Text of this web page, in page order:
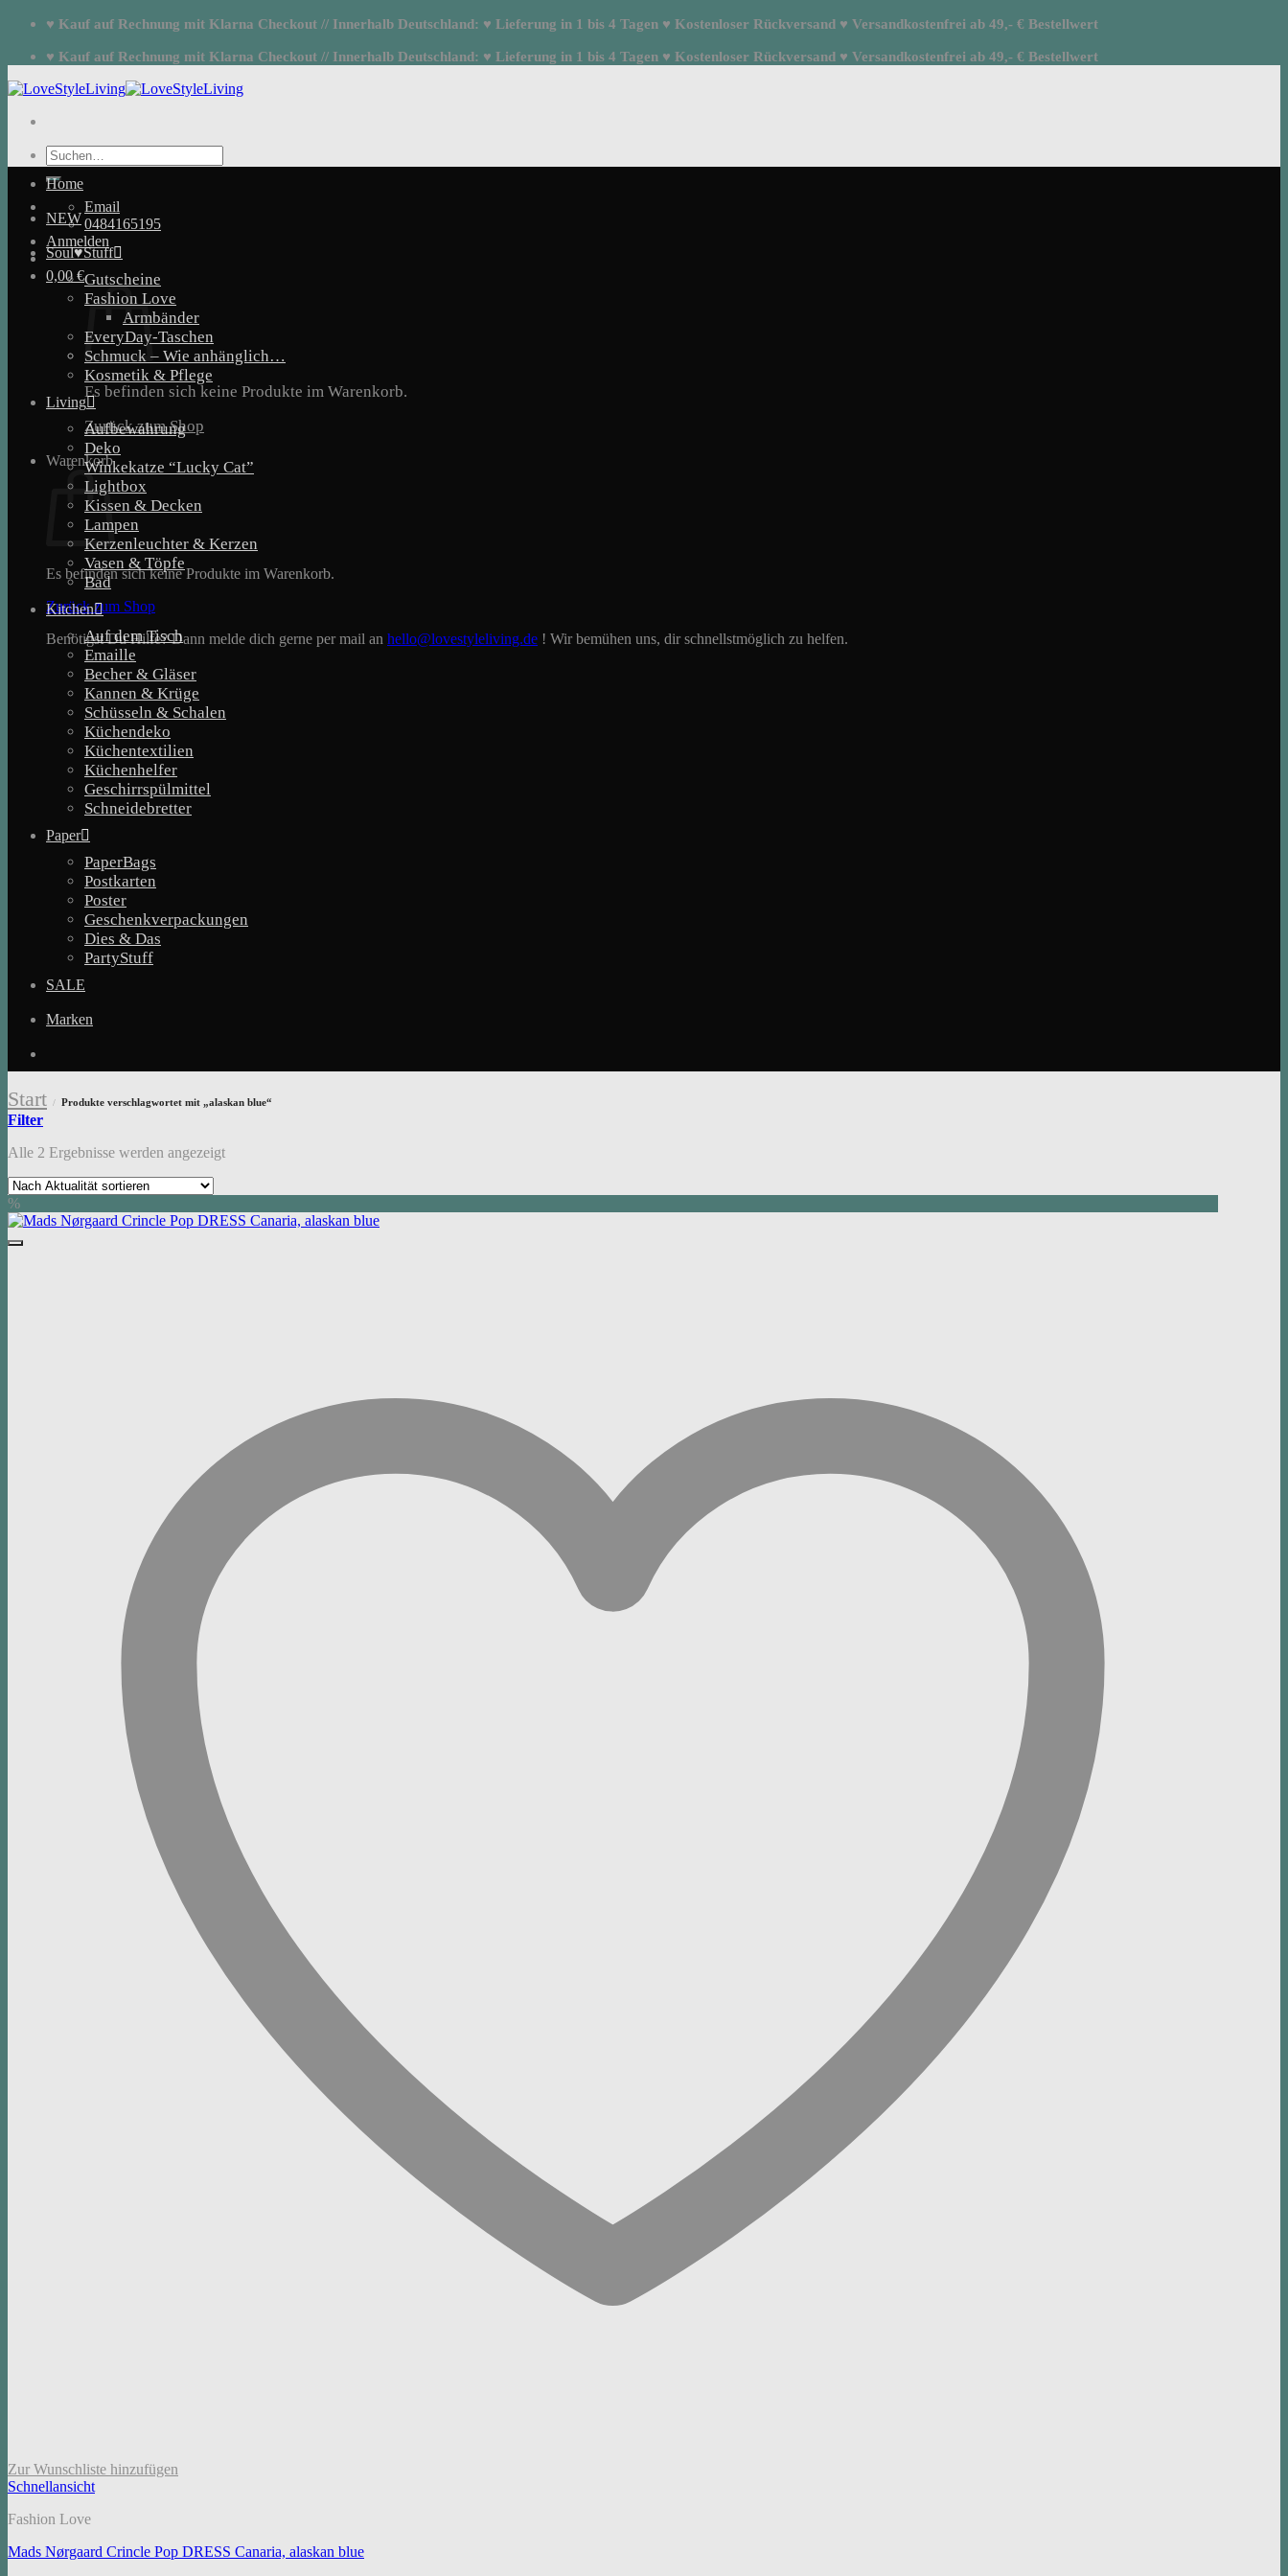
Zum
springen
♥ Kauf auf Rechnung mit Klarna Checkout // Innerhalb Deutschland: ♥ Lieferung in 1 bis 4 Tagen ♥ Kostenloser Rückversand ♥ Versandkostenfrei ab 49,- € Bestellwert
♥ Kauf auf Rechnung mit Klarna Checkout // Innerhalb Deutschland: ♥ Lieferung in 1 bis 4 Tagen ♥ Kostenloser Rückversand ♥ Versandkostenfrei ab 49,- € Bestellwert
Suchen
nach:
Email
0484165195
Anmelden
0,00€
Es befinden sich keine Produkte im Warenkorb.
Zurück zum Shop
Warenkorb
Es befinden sich keine Produkte im Warenkorb.
Zurück zum Shop
Benötigst Du Hilfe? Dann melde dich gerne per mail an hello@lovestyleliving.de ! Wir bemühen uns, dir schnellstmöglich zu helfen.
Home
NEW
Soul♥Stuff
Gutscheine
Fashion Love
Armbänder
EveryDay-Taschen
Schmuck – Wie anhänglich…
Kosmetik & Pflege
Living
Aufbewahrung
Deko
Winkekatze “Lucky Cat”
Lightbox
Kissen & Decken
Lampen
Kerzenleuchter & Kerzen
Vasen & Töpfe
Bad
Kitchen
Auf dem Tisch
Emaille
Becher & Gläser
Kannen & Krüge
Schüsseln & Schalen
Küchendeko
Küchentextilien
Küchenhelfer
Geschirrspülmittel
Schneidebretter
Paper
PaperBags
Postkarten
Poster
Geschenkverpackungen
Dies & Das
PartyStuff
SALE
Marken
Start / Produkte verschlagwortet mit „alaskan blue“
Filter
Alle 2 Ergebnisse werden angezeigtNach
%
Zur Wunschliste hinzufügen
Schnellansicht
Fashion Love
Mads Nørgaard Crincle Pop DRESS Canaria, alaskan blue